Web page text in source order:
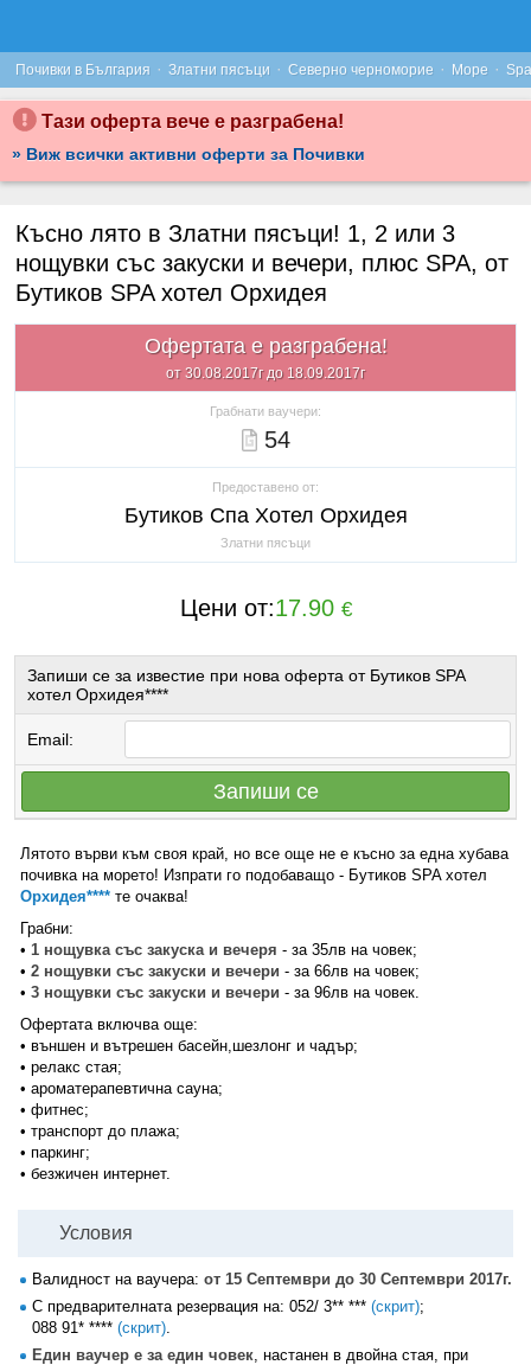
Почивки в България · Златни пясъци · Северно черноморие · Море · Spa
Тази оферта вече е разграбена!
» Виж всички активни оферти за Почивки
Късно лято в Златни пясъци! 1, 2 или 3
нощувки със закуски и вечери, плюс SPA, от
Бутиков SPA хотел Орхидея
Офертата е разграбена!
от 30.08.2017г до 18.09.2017г
Грабнати ваучери:
54
Предоставено от:
Бутиков Спа Хотел Орхидея
Златни пясъци
Цени от:17.90 €
Запиши се за известие при нова оферта от Бутиков SPA
хотел Орхидея****
Email:
Запиши се
Лятото върви към своя край, но все още не е късно за една хубава
почивка на морето! Изпрати го подобаващо - Бутиков SPA хотел
Орхидея**** те очаква!
Грабни:
• 1 нощувка със закуска и вечеря - за 35лв на човек;
• 2 нощувки със закуски и вечери - за 66лв на човек;
• 3 нощувки със закуски и вечери - за 96лв на човек.
Офертата включва още:
• външен и вътрешен басейн,шезлонг и чадър;
• релакс стая;
• ароматерапевтична сауна;
• фитнес;
• транспорт до плажа;
• паркинг;
• безжичен интернет.
Условия
Валидност на ваучера: от 15 Септември до 30 Септември 2017г.
С предварителната резервация на: 052/ 3** *** (скрит);
088 91* **** (скрит).
Един ваучер е за един човек, настанен в двойна стая, при